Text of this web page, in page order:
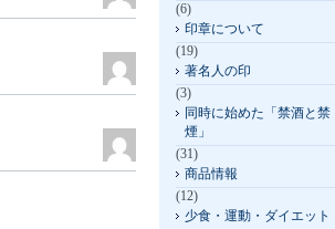
(6)
印章について
(19)
著名人の印
(3)
同時に始めた「禁酒と禁
煙」
(31)
商品情報
(12)
少食・運動・ダイエット